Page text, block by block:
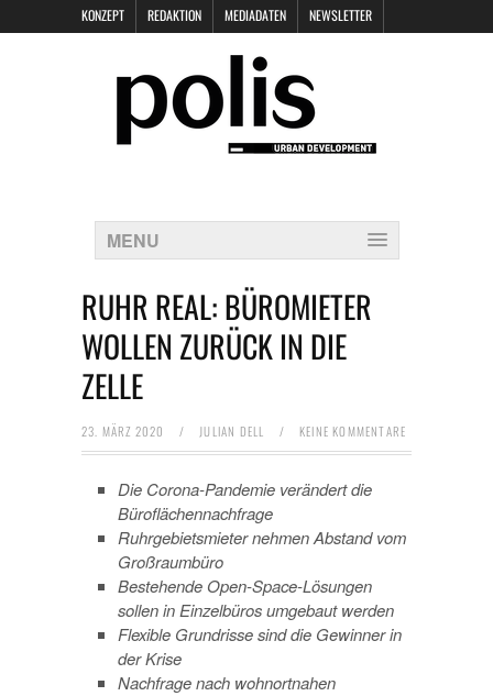
KONZEPT REDAKTION MEDIADATEN NEWSLETTER
DATENSCHUTZ
MENU
RUHR REAL: BÜROMIETER
WOLLEN ZURÜCK IN DIE
ZELLE
23. MÄRZ 2020 / JULIAN DELL / KEINE KOMMENTARE
Die Corona-Pandemie verändert die
Büroflächennachfrage
Ruhrgebietsmieter nehmen Abstand vom
Großraumbüro
Bestehende Open-Space-Lösungen
sollen in Einzelbüros umgebaut werden
Flexible Grundrisse sind die Gewinner in
der Krise
Nachfrage nach wohnortnahen